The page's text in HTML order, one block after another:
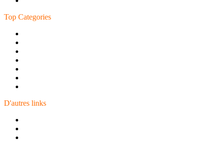
Top Categories
D'autres links